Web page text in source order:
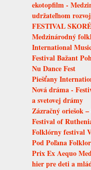
ekotopfilm -
udržateľnom
FESTIVAL
Medzinárodný
International
Festival Bažant
Nu Dance Fest
Piešťany
Nová dráma -
a svetovej drámy
Zázračný oriešok
Festival of
Folklórny festival
Pod Poľana
Prix Ex Aequo
hier pre deti a